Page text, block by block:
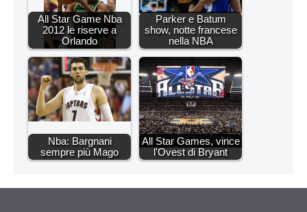
All Star Game Nba
2012 le riserve a
Orlando
Parker e Batum
show, notte francese
nella NBA
Nba: Bargnani
sempre più Mago
All Star Games, vince
l'Ovest di Bryant